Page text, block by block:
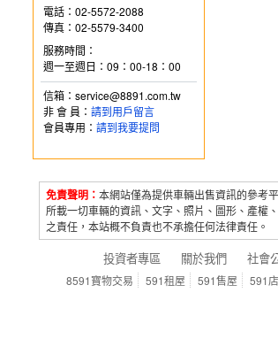
電話：02-5572-2088
傳真：02-5579-3400
服務時間：
週一至週日：09：00-18：00
信箱：service@8891.com.tw
非 會 員： 請到用戶留言
會員專用： 請到我要提問
免責聲明： 本網站僅為提供車輛出售資訊的參考
所載一切車輛的資訊、文字、照片、圖形、產權
之責任，本站概不負責也不承擔任何法律責任。
投資者專區 關於我們 社會
8591寶物交易 591租屋 591售屋 591